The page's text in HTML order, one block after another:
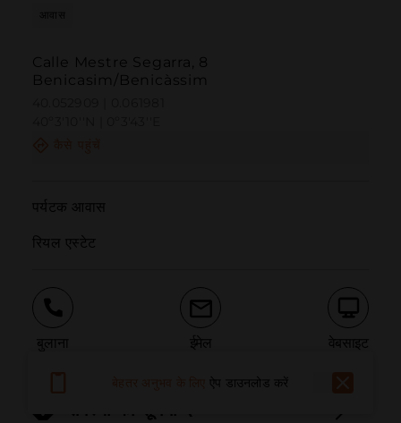
आवास
Calle Mestre Segarra, 8
Benicasim/Benicàssim
पर्यटक आवास
रियल एस्टेट
बुलाना ईमेल वेबसाइट
समस्या की सूचना दें
ऐप डाउनलोड करें